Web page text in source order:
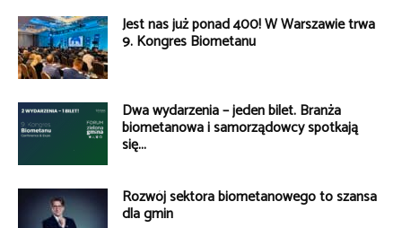
Jest nas już ponad 400! W Warszawie trwa
9. Kongres Biometanu
Dwa wydarzenia – jeden bilet. Branża
biometanowa i samorządowcy spotkają
się...
Rozwój sektora biometanowego to szansa
dla gmin